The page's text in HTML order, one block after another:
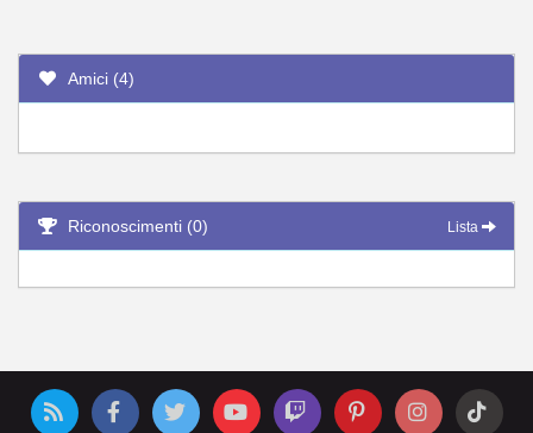
Amici (4)
Riconoscimenti (0) Lista